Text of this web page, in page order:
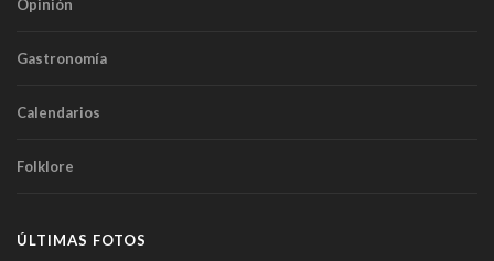
Opinión
Gastronomía
Calendarios
Folklore
ÚLTIMAS FOTOS